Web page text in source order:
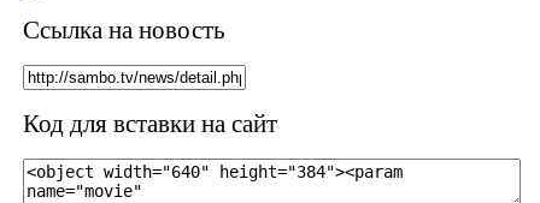
Ссылка на новость
Код для вставки на сайт